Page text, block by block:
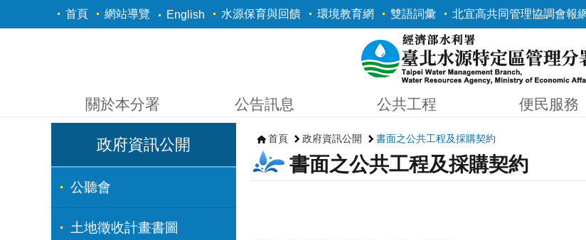
跳到主要內容區塊
首頁 網站導覽 English 水源保育與回饋 環境教育網 雙語詞彙 北宜高共同管理協調會報
關於本分署 公告訊息 公共工程 便民服務
政府資訊公開
公聽會
土地徵收計畫書圖
首頁 政府資訊公開 書面之公共工程及採購契約
書面之公共工程及採購契約